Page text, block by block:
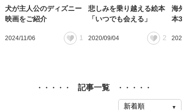
犬が主人公のディズニー
映画をご紹介
2024/11/06 1
悲しみを乗り越える絵本
「いつでも会える」
2020/09/04 2
海外
本3
2020/
記事一覧